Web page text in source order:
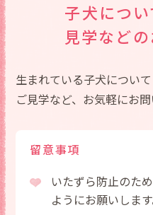
子犬につい
見学など
生まれている子犬につい
ご見学など、お気軽にお
留意事項
いたずら防止のた
ようにお願いします